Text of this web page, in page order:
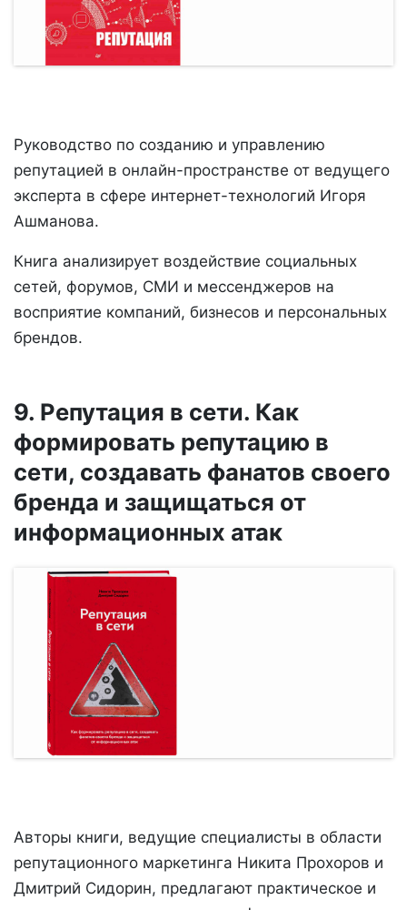
Руководство по созданию и управлению
репутацией в онлайн-пространстве от ведущего
эксперта в сфере интернет-технологий Игоря
Ашманова.
Книга анализирует воздействие социальных
сетей, форумов, СМИ и мессенджеров на
восприятие компаний, бизнесов и персональных
брендов.
9. Репутация в сети. Как
формировать репутацию в
сети, создавать фанатов своего
бренда и защищаться от
информационных атак
Авторы книги, ведущие специалисты в области
репутационного маркетинга Никита Прохоров и
Дмитрий Сидорин, предлагают практическое и